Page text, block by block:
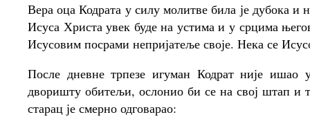
Вера оца Кодрата у силу молитве била је дубока
Исуса Христа увек буде на устима и у срцима
Исусовим посрами непријатеље своје. Нека се
После дневне трпезе игуман Кодрат није
дворишту обитељи, ослонио би се на свој штап и
старац је смерно одговарао: